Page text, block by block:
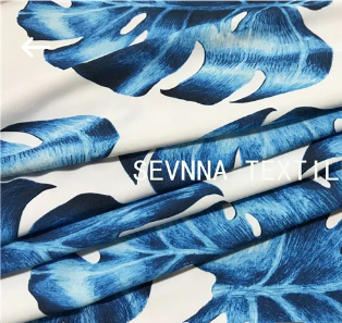
MAISON
PRODUITS
VR
SHOW
2019
2026
SEVNNA
TEXTILE.
Reserved.